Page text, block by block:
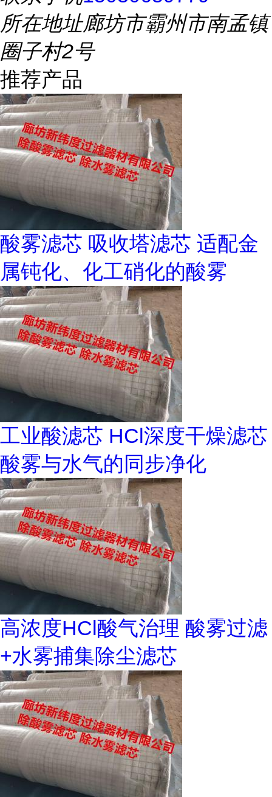
所在地址廊坊市霸州市南孟镇
圈子村2号
推荐产品
酸雾滤芯 吸收塔滤芯 适配金
属钝化、化工硝化的酸雾
工业酸滤芯 HCl深度干燥滤芯
酸雾与水气的同步净化
高浓度HCl酸气治理 酸雾过滤
+水雾捕集除尘滤芯